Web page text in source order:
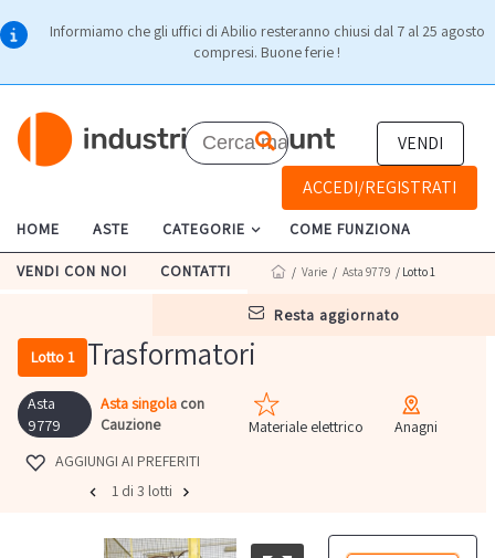
Informiamo che gli uffici di Abilio resteranno chiusi dal 7 al 25 agosto
compresi. Buone ferie !
VENDI
ACCEDI/REGISTRATI
HOME ASTE CATEGORIE COME FUNZIONA
VENDI CON NOI CONTATTI
resta aggiornato
/ Varie / Asta 9779 / Lotto 1
Lotto 1 Trasformatori
Asta
9779
Asta singola con
Cauzione
Materiale elettrico
Anagni
AGGIUNGI AI PREFERITI
1 di 3 lotti